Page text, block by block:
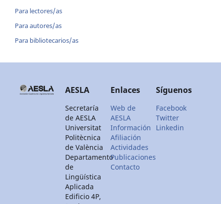
Para lectores/as
Para autores/as
Para bibliotecarios/as
AESLA
Secretaría
de AESLA
Universitat
Politècnica
de València
Departamento
de
Lingüística
Aplicada
Edificio 4P,
Enlaces
Web de
AESLA
Información
Afiliación
Actividades
Publicaciones
Contacto
Síguenos
Facebook
Twitter
Linkedin